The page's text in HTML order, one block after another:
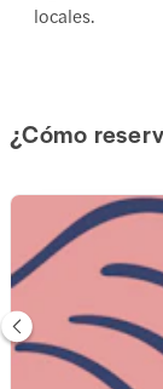
locales.
¿Cómo